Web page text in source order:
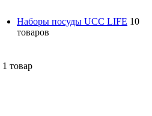
Наборы посуды UCC LIFE 10
товаров
1 товар